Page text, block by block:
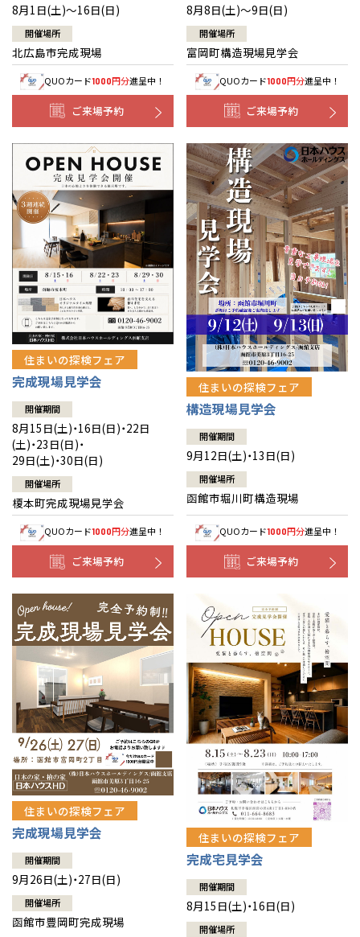
企業理念
会社概要
事業部紹介
IR情報
木材調達指針
グループ会社紹介
CMギャラリー
採用情報
8月1日(土)～16日(日)
開催場所
北広島市完成現場
QUOカード1000円分進呈中！
ご来場予約
8月8日(土)～9日(日)
開催場所
富岡町構造現場見学会
QUOカード1000円分進呈中！
ご来場予約
住まいの探検フェア
完成現場見学会
開催期間
8月15日(土)・16日(日)・22日
(土)・23日(日)・
29日(土)・30日(日)
開催場所
榎本町完成現場見学会
QUOカード1000円分進呈中！
ご来場予約
住まいの探検フェア
構造現場見学会
開催期間
9月12日(土)・13日(日)
開催場所
函館市堀川町構造現場
QUOカード1000円分進呈中！
ご来場予約
住まいの探検フェア
完成現場見学会
開催期間
9月26日(土)・27日(日)
開催場所
函館市豊岡町完成現場
住まいの探検フェア
完成宅見学会
開催期間
8月15日(土)・16日(日)
開催場所